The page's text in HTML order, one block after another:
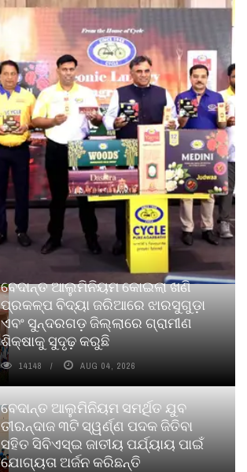
ବେଦାନ୍ତ ଆଲୁମିନିୟମ କୋଇଲା ଖଣି
ପ୍ରକଳ୍ପ ବିଦ୍ୟା ଜରିଆରେ ଝାରସୁଗୁଡ଼ା
ଏବଂ ସୁନ୍ଦରଗଡ଼ ଜିଲ୍ଲାରେ ଗ୍ରାମୀଣ
ଶିକ୍ଷାକୁ ସୁଦୃଢ଼ କରୁଛି
14148 AUG 04, 2026
ବେଦାନ୍ତ ଆଲୁମିନିୟମ ସମର୍ଥିତ ଯୁବ
ତୀରନ୍ଦାଜ ୩ଟି ସ୍ୱର୍ଣ୍ଣ ପଦକ ଜିତିବା
ସହିତ ସିବିଏସ୍ଇ ଜାତୀୟ ପର୍ଯ୍ୟାୟ ପାଇଁ
ଯୋଗ୍ୟତା ଅର୍ଜନ କରିଛନ୍ତି